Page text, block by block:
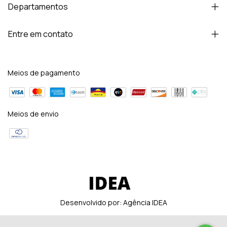
Departamentos
Entre em contato
Meios de pagamento
Meios de envio
Desenvolvido por: Agência IDEA